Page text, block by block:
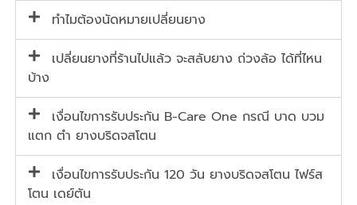
ทำไมต้องนัดหมายเปลี่ยนยาง
เปลี่ยนยางที่ร้านไปแล้ว จะสลับยาง ถ่วงล้อ ได้ที่ไหน
บ้าง
เงื่อนไขการรับประกัน B-Care One กรณี บาด บวม
แตก ตำ ยางบริดจสโตน
เงื่อนไขการรับประกัน 120 วัน ยางบริดจสโตน ไฟร์ส
โตน เดย์ตัน